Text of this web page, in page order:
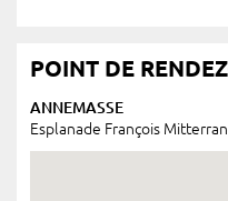
POINT DE
ANNEMASSE
Esplanade François